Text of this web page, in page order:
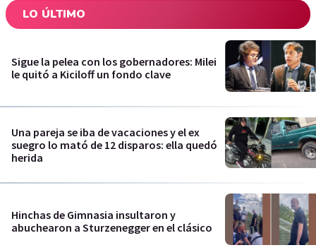
LO ÚLTIMO
Sigue la pelea con los gobernadores: Milei
le quitó a Kiciloff un fondo clave
Una pareja se iba de vacaciones y el ex
suegro lo mató de 12 disparos: ella quedó
herida
Hinchas de Gimnasia insultaron y
abuchearon a Sturzenegger en el clásico